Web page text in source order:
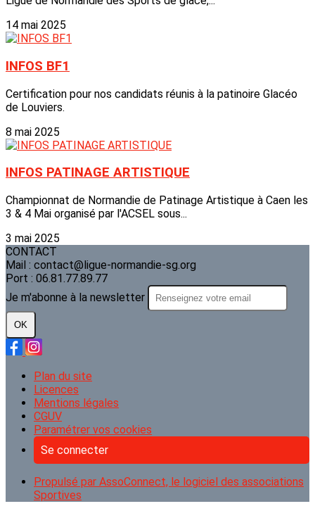
14 mai 2025
INFOS BF1
Certification pour nos candidats réunis à la patinoire Glacéo
de Louviers.
8 mai 2025
INFOS PATINAGE ARTISTIQUE
Championnat de Normandie de Patinage Artistique à Caen les
3 & 4 Mai organisé par l'ACSEL sous...
3 mai 2025
CONTACT
Mail : contact@ligue-normandie-sg.org
Port : 06.81.77.89.77
Je m'abonne à la newsletter
OK
Plan du site
Licences
Mentions légales
CGUV
Paramétrer vos cookies
Se connecter
Propulsé par AssoConnect, le logiciel des associations
Sportives